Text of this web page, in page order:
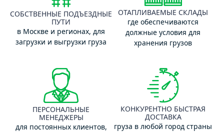
СОБСТВЕННЫЕ ПОДЪЕЗДНЫЕ
ПУТИ
в Москве и регионах, для
загрузки и выгрузки груза
ОТАПЛИВАЕМЫЕ СКЛАДЫ
где обеспечиваются
должные условия для
хранения грузов
ПЕРСОНАЛЬНЫЕ
МЕНЕДЖЕРЫ
для постоянных клиентов,
КОНКУРЕНТНО БЫСТРАЯ
ДОСТАВКА
груза в любой город страны